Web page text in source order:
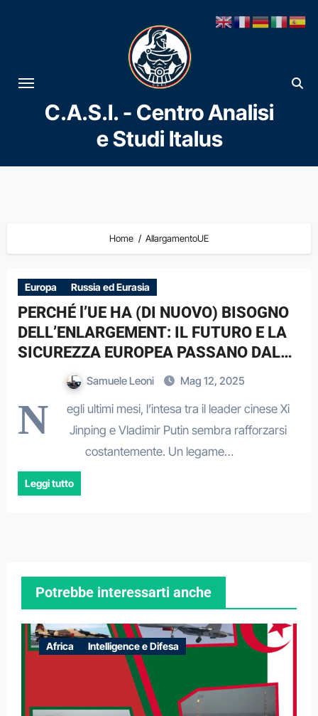
al
contenuto
C.A.S.I. - Centro Analisi
e Studi Italus
Home AllargamentoUE
Europa Russia ed Eurasia
PERCHÉ l’UE HA (DI NUOVO) BISOGNO
DELL’ENLARGEMENT: IL FUTURO E LA
SICUREZZA EUROPEA PASSANO DALLE
NUOVE ADESIONI?
Samuele Leoni Mag 12, 2025
N
egli ultimi mesi, l’intesa tra il leader cinese Xi
Jinping e Vladimir Putin sembra rafforzarsi
costantemente. Un legame…
Leggi tutto
Potrebbe interessarti anche
Africa Intelligence e Difesa